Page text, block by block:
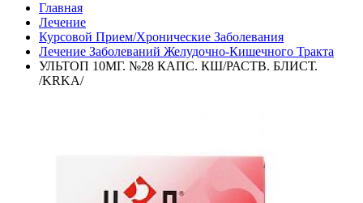
Главная
Лечение
Курсовой Прием/Хронические Заболевания
Лечение Заболеваний Желудочно-Кишечного Тракта
УЛЬТОП 10МГ. №28 КАПС. КШ/РАСТВ. БЛИСТ.
/KRKA/